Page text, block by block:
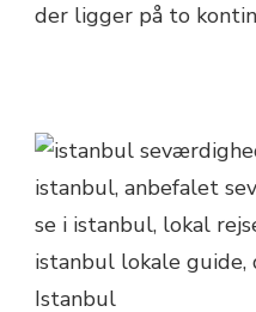
der ligger på to